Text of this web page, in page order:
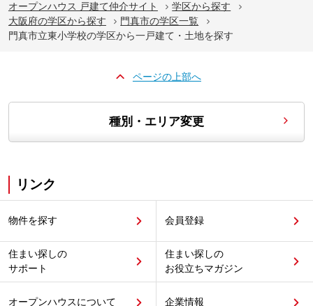
オープンハウス 戸建て仲介サイト
学区から探す
大阪府の学区から探す
門真市の学区一覧
門真市立東小学校の学区から一戸建て・土地を探す
ページの上部へ
種別・エリア変更
リンク
物件を探す 会員登録
住まい探しの
サポート
住まい探しの
お役立ちマガジン
オープンハウスについて 企業情報